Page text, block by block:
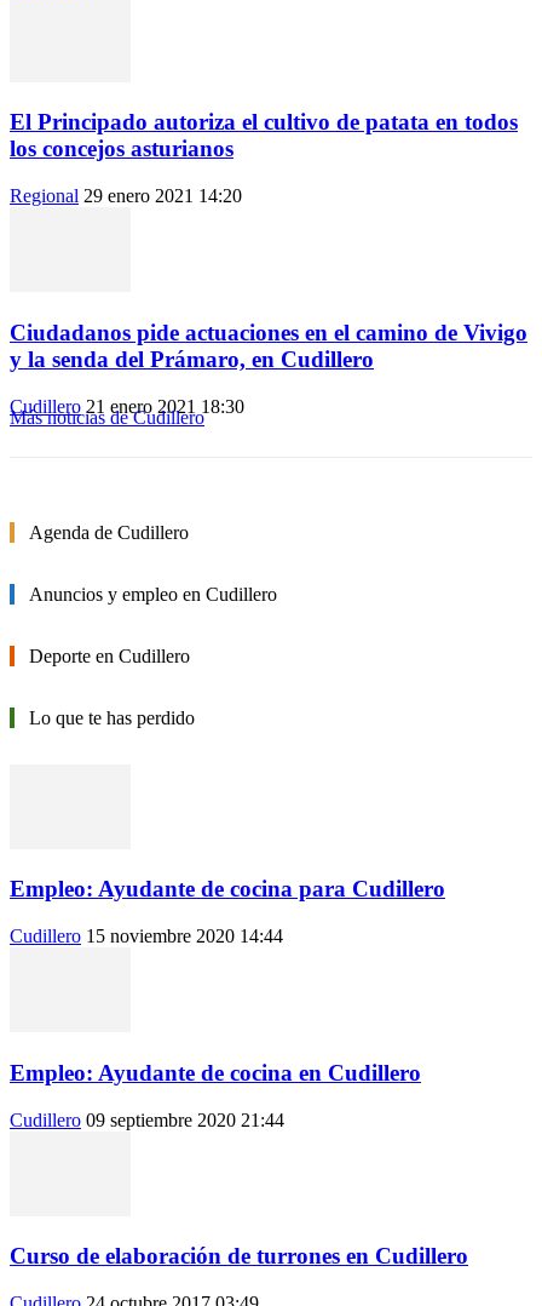
El Principado autoriza el cultivo de patata en todos
los concejos asturianos
Regional 29 enero 2021 14:20
Ciudadanos pide actuaciones en el camino de Vivigo
y la senda del Prámaro, en Cudillero
Cudillero 21 enero 2021 18:30
Más noticias de Cudillero
Agenda de Cudillero
Anuncios y empleo en Cudillero
Deporte en Cudillero
Lo que te has perdido
Empleo: Ayudante de cocina para Cudillero
Cudillero 15 noviembre 2020 14:44
Empleo: Ayudante de cocina en Cudillero
Cudillero 09 septiembre 2020 21:44
Curso de elaboración de turrones en Cudillero